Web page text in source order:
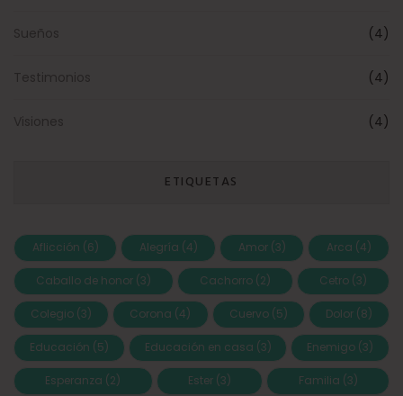
Sueños (4)
Testimonios (4)
Visiones (4)
ETIQUETAS
Aflicción (6) Alegría (4) Amor(3) Arca (4)
Caballo de honor (3) Cachorro (2) Cetro (3)
Colegio (3) Corona (4) Cuervo(5) Dolor(8)
Educación (5) Educación en casa (3) Enemigo (3)
Esperanza (2) Ester (3) Familia (3)